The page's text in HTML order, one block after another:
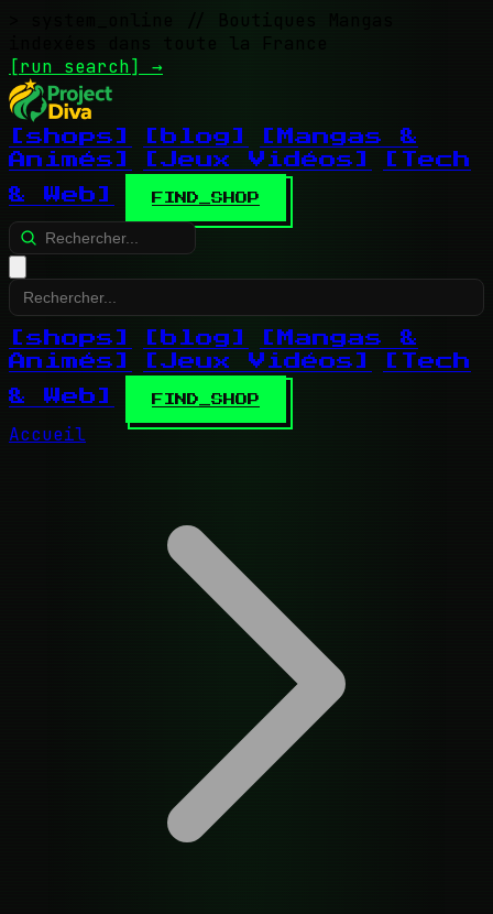
// Boutiques Mangas
indexées dans toute la France
[run search] →
[shops] [blog]
[Mangas &
Animés]
[Jeux Vidéos]
[Tech
& Web]
FIND_SHOP
[shops] [blog]
[Mangas &
Animés]
[Jeux Vidéos]
[Tech
& Web]
FIND_SHOP
Accueil